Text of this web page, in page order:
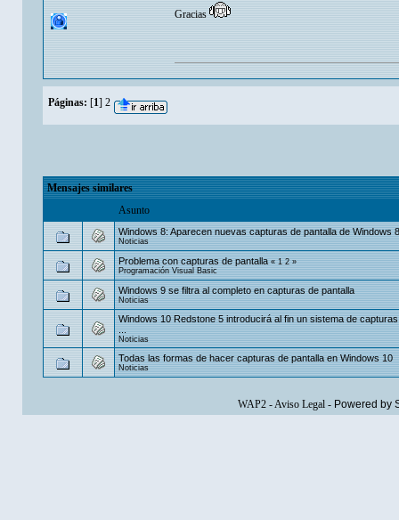
Gracias
Páginas: [1] 2
Mensajes similares
Asunto
Windows 8: Aparecen nuevas capturas de pantalla de Windows 8
Noticias
Problema con capturas de pantalla «1 2»
Programación Visual Basic
Windows 9 se filtra al completo en capturas de pantalla
Noticias
Windows 10 Redstone 5 introducirá al fin un sistema de
...
Noticias
Todas las formas de hacer capturas de pantalla en Windows 10
Noticias
WAP2-Aviso Legal- Powered by